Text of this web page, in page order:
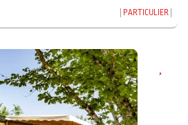
PARTICULIER